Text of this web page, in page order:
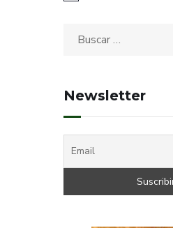
Newsletter